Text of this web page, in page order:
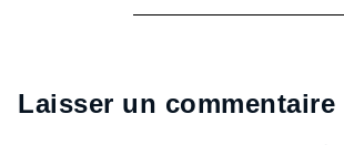
Laisser un commentaire